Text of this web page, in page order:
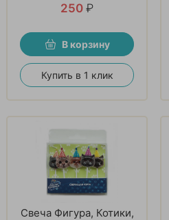
250 ₽
В корзину
Купить в 1 клик
Свеча Фигура, Котики,